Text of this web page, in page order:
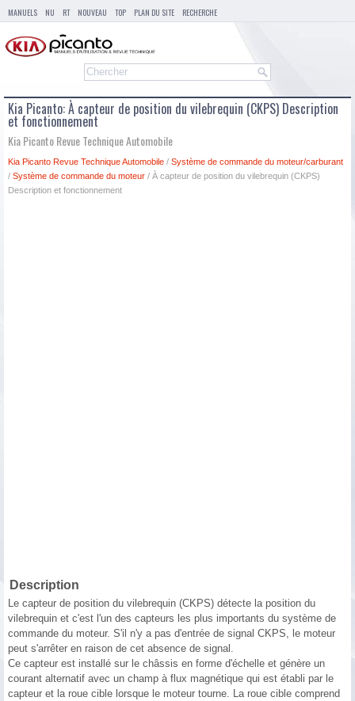
MANUELS NU RT NOUVEAU TOP PLAN DU SITE RECHERCHE
Kia Picanto: À capteur de position du vilebrequin (CKPS) Description
et fonctionnement
Kia Picanto Revue Technique Automobile
Kia Picanto Revue Technique Automobile / Système de commande du moteur/carburant
/ Système de commande du moteur / À capteur de position du vilebrequin (CKPS)
Description et fonctionnement
Description
Le capteur de position du vilebrequin (CKPS) détecte la position du
vilebrequin et c'est l'un des capteurs les plus importants du système de
commande du moteur. S'il n'y a pas d'entrée de signal CKPS, le moteur
peut s'arrêter en raison de cet absence de signal.
Ce capteur est installé sur le châssis en forme d'échelle et génère un
courant alternatif avec un champ à flux magnétique qui est établi par le
capteur et la roue cible lorsque le moteur tourne. La roue cible comprend